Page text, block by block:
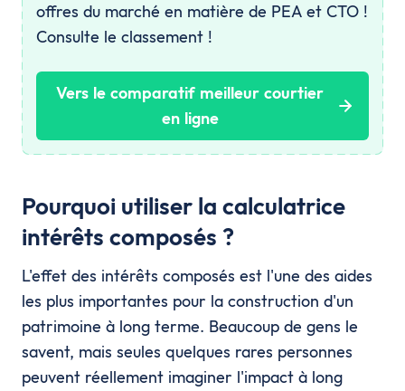
offres du marché en matière de PEA et CTO !
Consulte le classement !
Vers le comparatif meilleur courtier
en ligne
Pourquoi utiliser la calculatrice
intérêts composés ?
L'effet des intérêts composés est l'une des aides
les plus importantes pour la construction d'un
patrimoine à long terme. Beaucoup de gens le
savent, mais seules quelques rares personnes
peuvent réellement imaginer l'impact à long